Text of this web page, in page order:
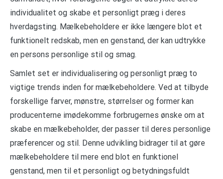
individualitet og skabe et personligt præg i deres
hverdagsting. Mælkebeholdere er ikke længere blot et
funktionelt redskab, men en genstand, der kan udtrykke
en persons personlige stil og smag.
Samlet set er individualisering og personligt præg to
vigtige trends inden for mælkebeholdere. Ved at tilbyde
forskellige farver, mønstre, størrelser og former kan
producenterne imødekomme forbrugernes ønske om at
skabe en mælkebeholder, der passer til deres personlige
præferencer og stil. Denne udvikling bidrager til at gøre
mælkebeholdere til mere end blot en funktionel
genstand, men til et personligt og betydningsfuldt